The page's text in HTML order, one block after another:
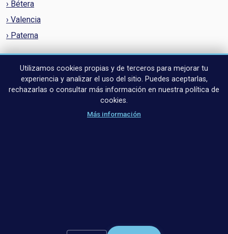
› Bétera
› Valencia
› Paterna
Política de privacidad
Términos y condiciones
© 2026 Ucha inmobiliaria - Todos los derechos reservados.
Aviso de cookies
Utilizamos cookies propias y de terceros para mejorar tu
experiencia y analizar el uso del sitio. Puedes aceptarlas,
rechazarlas o consultar más información en nuestra política de
cookies.
Más información